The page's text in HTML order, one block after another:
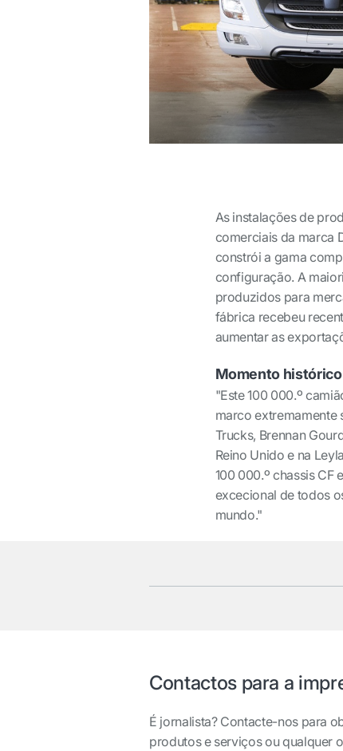
As instalações de
comerciais da marca
constrói a gama
configuração. A
produzidos para
fábrica recebeu
aumentar as
Momento histórico
"Este 100 000.º
marco extremamente
Trucks, Brennan
Reino Unido e na
100 000.º chassis CF
excecional de todos
mundo."
Contactos para a
É jornalista? Contacte-nos para
produtos e serviços ou qualquer